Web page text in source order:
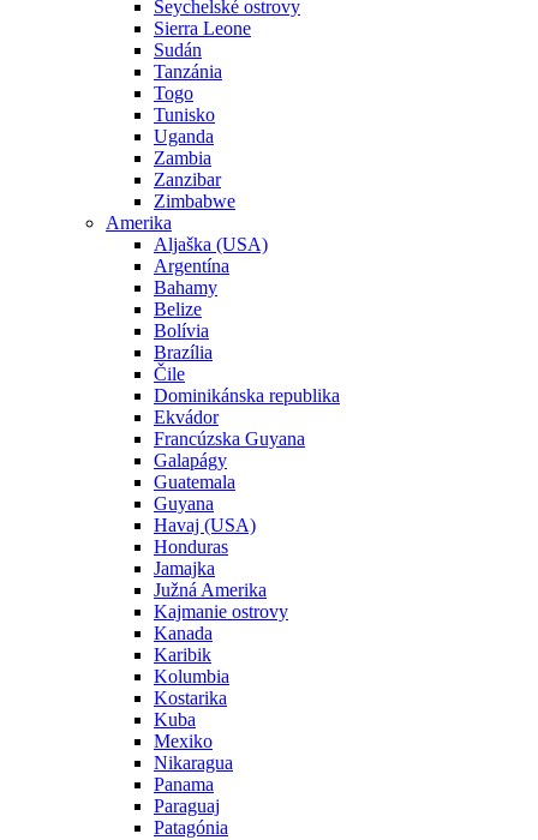
Seychelské ostrovy
Sierra Leone
Sudán
Tanzánia
Togo
Tunisko
Uganda
Zambia
Zanzibar
Zimbabwe
Amerika
Aljaška (USA)
Argentína
Bahamy
Belize
Bolívia
Brazília
Čile
Dominikánska republika
Ekvádor
Francúzska Guyana
Galapágy
Guatemala
Guyana
Havaj (USA)
Honduras
Jamajka
Južná Amerika
Kajmanie ostrovy
Kanada
Karibik
Kolumbia
Kostarika
Kuba
Mexiko
Nikaragua
Panama
Paraguaj
Patagónia